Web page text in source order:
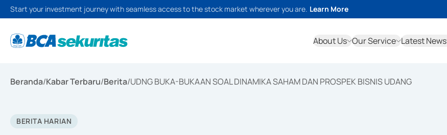
Start your investment journey with seamless access to the stock market wherever you are. Learn More
About Us Our Service Latest News
Beranda/Kabar Terbaru/Berita/UDNG BUKA-BUKAAN SOAL DINAMIKA SAHAM DAN PROSPEK BISNIS UDANG
BERITA HARIAN